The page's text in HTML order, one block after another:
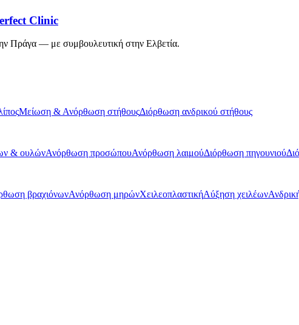
Clinic
Πράγα — με συμβουλευτική στην Ελβετία.
Μείωση & Ανόρθωση στήθουςΔιόρθωση ανδρικού στήθους
& ουλώνΑνόρθωση προσώπουΑνόρθωση λαιμούΔιόρθωση πηγουνιού
βραχιόνωνΑνόρθωση μηρώνΧειλεοπλαστικήΑύξηση χειλέων